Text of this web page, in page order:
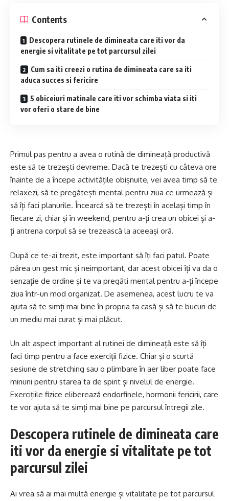
Contents
Descopera rutinele de dimineata care iti vor da
energie si vitalitate pe tot parcursul zilei
Cum sa iti creezi o rutina de dimineata care sa iti
aduca succes si fericire
5 obiceiuri matinale care iti vor schimba viata si iti
vor oferi o stare de bine
Primul pas pentru a avea o rutină de dimineață productivă
este să te trezești devreme. Dacă te trezești cu câteva ore
înainte de a începe activitățile obișnuite, vei avea timp să te
relaxezi, să te pregătești mental pentru ziua ce urmează și
să îți faci planurile. Încearcă să te trezești în același timp în
fiecare zi, chiar și în weekend, pentru a-ți crea un obicei și a-
ți antrena corpul să se trezească la aceeași oră.
După ce te-ai trezit, este important să îți faci patul. Poate
părea un gest mic și neimportant, dar acest obicei îți va da o
senzație de ordine și te va pregăti mental pentru a-ți începe
ziua într-un mod organizat. De asemenea, acest lucru te va
ajuta să te simți mai bine în propria ta casă și să te bucuri de
un mediu mai curat și mai plăcut.
Un alt aspect important al rutinei de dimineață este să îți
faci timp pentru a face exerciții fizice. Chiar și o scurtă
sesiune de stretching sau o plimbare în aer liber poate face
minuni pentru starea ta de spirit și nivelul de energie.
Exercițiile fizice eliberează endorfinele, hormonii fericirii, care
te vor ajuta să te simți mai bine pe parcursul întregii zile.
Descopera rutinele de dimineata care
iti vor da energie si vitalitate pe tot
parcursul zilei
Ai vrea să ai mai multă energie și vitalitate pe tot parcursul